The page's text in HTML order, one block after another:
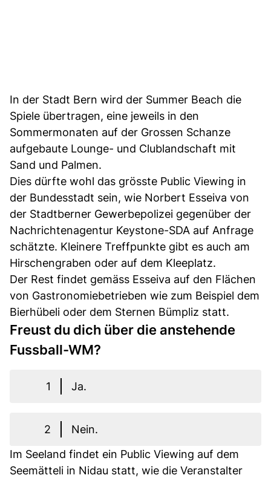
In der Stadt Bern wird der Summer Beach die
Spiele übertragen, eine jeweils in den
Sommermonaten auf der Grossen Schanze
aufgebaute Lounge- und Clublandschaft mit
Sand und Palmen.
Dies dürfte wohl das grösste Public Viewing in
der Bundesstadt sein, wie Norbert Esseiva von
der Stadtberner Gewerbepolizei gegenüber der
Nachrichtenagentur Keystone-SDA auf Anfrage
schätzte. Kleinere Treffpunkte gibt es auch am
Hirschengraben oder auf dem Kleeplatz.
Der Rest findet gemäss Esseiva auf den Flächen
von Gastronomiebetrieben wie zum Beispiel dem
Bierhübeli oder dem Sternen Bümpliz statt.
Freust du dich über die anstehende
Fussball-WM?
1 Ja.
2
Nein.
Im Seeland findet ein Public Viewing auf dem
Seemätteli in Nidau statt, wie die Veranstalter